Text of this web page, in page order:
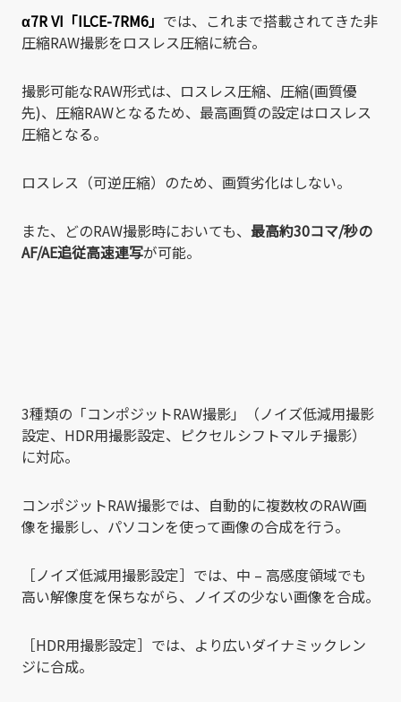
α7R VI「ILCE-7RM6」 では、これまで搭載されてきた非
圧縮RAW撮影をロスレス圧縮に統合。
撮影可能なRAW形式は、ロスレス圧縮、圧縮(画質優
先)、圧縮RAWとなるため、最高画質の設定はロスレス
圧縮となる。
ロスレス（可逆圧縮）のため、画質劣化はしない。
また、どのRAW撮影時においても、 最高約30コマ/秒の
AF/AE追従高速連写が可能。
3種類の「コンポジットRAW撮影」（ノイズ低減用撮影
設定、HDR用撮影設定、ピクセルシフトマルチ撮影）
に対応。
コンポジットRAW撮影では、自動的に複数枚のRAW画
像を撮影し、パソコンを使って画像の合成を行う。
［ノイズ低減用撮影設定］では、中 – 高感度領域でも
高い解像度を保ちながら、ノイズの少ない画像を合成。
［HDR用撮影設定］では、より広いダイナミックレン
ジに合成。